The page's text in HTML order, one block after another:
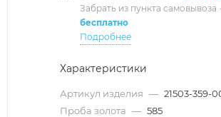
Забрать из пункта самовывоза
бесплатно
Подробнее
Характеристики
Артикул изделия — 21503-359-
Проба золота — 585